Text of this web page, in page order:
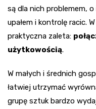
są dla nich problemem,
upałem i kontrolę racic.
praktyczna zaleta:
użytkowością.
W małych i średnich
łatwiej utrzymać
grupę sztuk bardzo